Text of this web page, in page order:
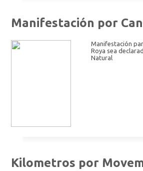
Manifestación por
Manifestación
Roya sea
Natural
Kilometros por